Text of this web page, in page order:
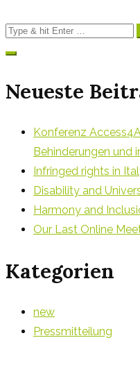
Search
for:
Neueste
Konferenz
Behinderungen und
Infringed rights in
Disability and
Harmony and
Our Last Online
Kategorien
new
Pressmitteilung